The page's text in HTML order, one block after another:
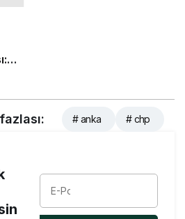
# anka # chp